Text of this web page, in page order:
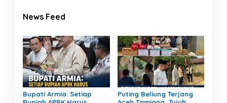
News Feed
Bupati Armia: Setiap
Puting Beliung Terjang